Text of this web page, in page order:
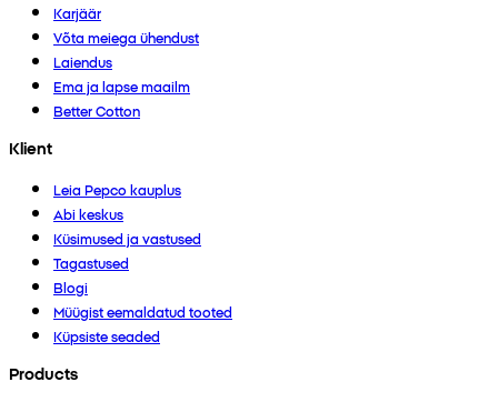
Karjäär
Võta meiega ühendust
Laiendus
Ema ja lapse maailm
Better Cotton
Klient
Leia Pepco kauplus
Abi keskus
Küsimused ja vastused
Tagastused
Blogi
Müügist eemaldatud tooted
Küpsiste seaded
Products